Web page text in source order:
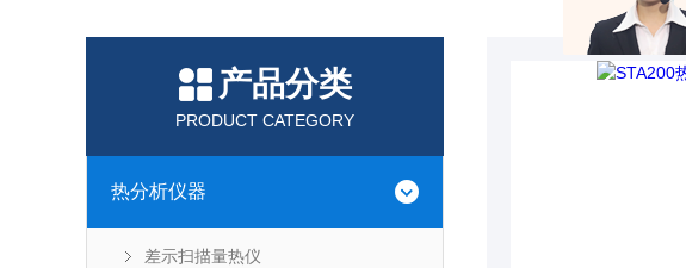
产品分类
PRODUCT CATEGORY
热分析仪器
差示扫描量热仪